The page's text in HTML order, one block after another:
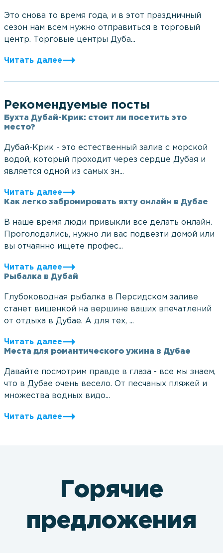
Это снова то время года, и в этот праздничный
сезон нам всем нужно отправиться в торговый
центр. Торговые центры Дуба...
Читать далее
Рекомендуемые посты
Бухта Дубай-Крик: стоит ли посетить это
место?
Дубай-Крик - это естественный залив с морской
водой, который проходит через сердце Дубая и
является одной из самых зн...
Читать далее
Как легко забронировать яхту онлайн в Дубае
В наше время люди привыкли все делать онлайн.
Проголодались, нужно ли вас подвезти домой или
вы отчаянно ищете профес...
Читать далее
Рыбалка в Дубай
Глубоководная рыбалка в Персидском заливе
станет вишенкой на вершине ваших впечатлений
от отдыха в Дубае. А для тех, ...
Читать далее
Места для романтического ужина в Дубае
Давайте посмотрим правде в глаза - все мы знаем,
что в Дубае очень весело. От песчаных пляжей и
множества водных видо...
Читать далее
Горячие
предложения